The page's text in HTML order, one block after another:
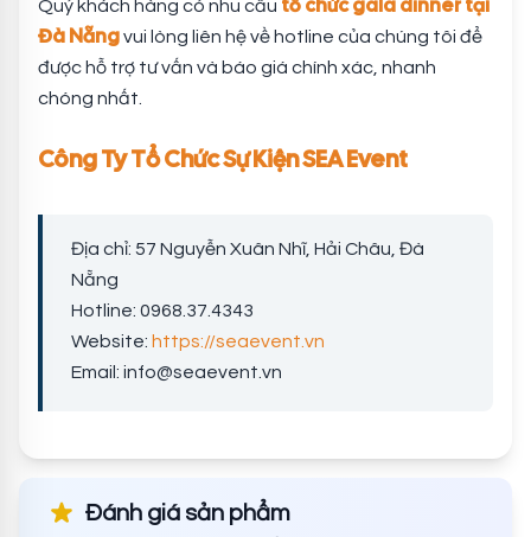
Quý khách hàng có nhu cầu tổ chức gala dinner tại
Đà Nẵngvui lòng liên hệ về hotline của chúng tôi để
được hỗ trợ tư vấn và báo giá chính xác, nhanh
chóng nhất.
Công Ty Tổ Chức Sự Kiện SEA Event
Địa chỉ: 57 Nguyễn Xuân Nhĩ, Hải Châu, Đà
Nẵng
Hotline: 0968.37.4343
Website: https://seaevent.vn
Email: info@seaevent.vn
Đánh giá sản phẩm